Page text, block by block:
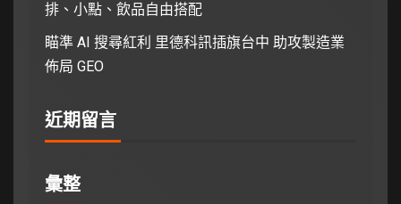
排、小點、飲品自由搭配
瞄準 AI 搜尋紅利 里德科訊插旗台中 助攻製造業
佈局 GEO
近期留言
彙整